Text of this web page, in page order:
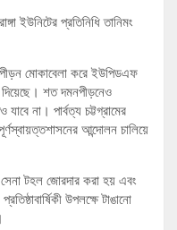
ইউনিটের প্রতিনিধি তানিমং
মোকাবেলা করে ইউপিডএফ
শত দমনপীড়নেও
না। পার্বত্য চট্টগ্রামের
আন্দোলন চালিয়ে
টহল জোরদার করা হয় এবং
উপলক্ষে টাঙানো